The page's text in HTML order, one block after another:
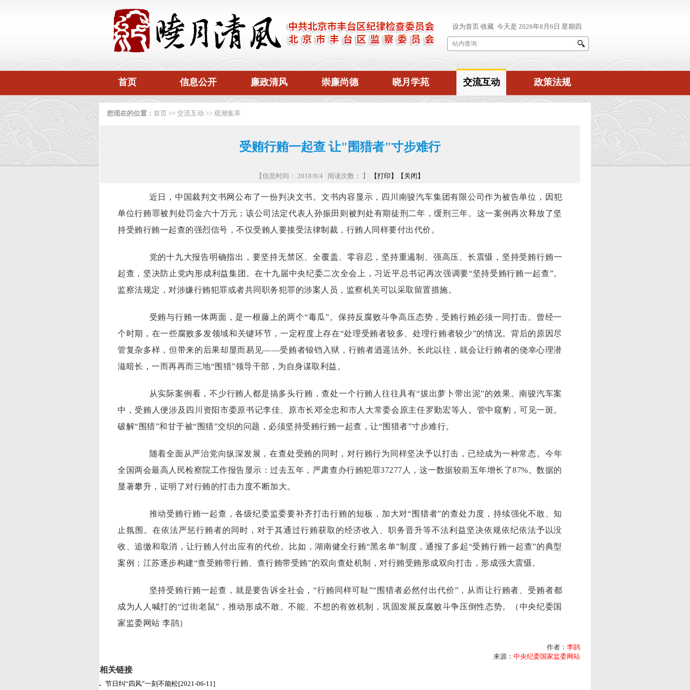
首页 信息公开 廉政清风 崇廉尚德 晓月学苑 交流互动 政策法规
您现在的位置： 首页 >> 交流互动 >> 观潮集萃
受贿行贿一起查 让"围猎者"寸步难行
【信息时间： 2018/8/4 阅读次数： 】 【打印】 【关闭】
近日，中国裁判文书网公布了一份判决文书。文书内容显示，四川南骏汽车集团有限公司作为被告单位，因犯
单位行贿罪被判处罚金六十万元；该公司法定代表人孙振田则被判处有期徒刑二年，缓刑三年。这一案例再次释放了坚
持受贿行贿一起查的强烈信号，不仅受贿人要接受法律制裁，行贿人同样要付出代价。
党的十九大报告明确指出，要坚持无禁区、全覆盖、零容忍，坚持重遏制、强高压、长震慑，坚持受贿行贿一
起查，坚决防止党内形成利益集团。在十九届中央纪委二次全会上，习近平总书记再次强调要“坚持受贿行贿一起查”。
监察法规定，对涉嫌行贿犯罪或者共同职务犯罪的涉案人员，监察机关可以采取留置措施。
受贿与行贿一体两面，是一根藤上的两个“毒瓜”。保持反腐败斗争高压态势，受贿行贿必须一同打击。曾经一
个时期，在一些腐败多发领域和关键环节，一定程度上存在“处理受贿者较多、处理行贿者较少”的情况。背后的原因尽
管复杂多样，但带来的后果却显而易见——受贿者锒铛入狱，行贿者逍遥法外。长此以往，就会让行贿者的侥幸心理潜
滋暗长，一而再再而三地“围猎”领导干部，为自身谋取利益。
从实际案例看，不少行贿人都是搞多头行贿，查处一个行贿人往往具有“拔出萝卜带出泥”的效果。南骏汽车案
中，受贿人便涉及四川资阳市委原书记李佳、原市长邓全忠和市人大常委会原主任罗勤宏等人。管中窥豹，可见一斑。
破解“围猎”和甘于被“围猎”交织的问题，必须坚持受贿行贿一起查，让“围猎者”寸步难行。
随着全面从严治党向纵深发展，在查处受贿的同时，对行贿行为同样坚决予以打击，已经成为一种常态。今年
全国两会最高人民检察院工作报告显示：过去五年，严肃查办行贿犯罪37277人，这一数据较前五年增长了87%。数据的
显著攀升，证明了对行贿的打击力度不断加大。
推动受贿行贿一起查，各级纪委监委要补齐打击行贿的短板，加大对“围猎者”的查处力度，持续强化不敢、知
止氛围。在依法严惩行贿者的同时，对于其通过行贿获取的经济收入、职务晋升等不法利益坚决依规依纪依法予以没
收、追缴和取消，让行贿人付出应有的代价。比如，湖南健全行贿“黑名单”制度，通报了多起“受贿行贿一起查”的典型
案例；江苏逐步构建“查受贿带行贿、查行贿带受贿”的双向查处机制，对行贿受贿形成双向打击，形成强大震慑。
坚持受贿行贿一起查，就是要告诉全社会，“行贿同样可耻”“围猎者必然付出代价”，从而让行贿者、受贿者都
成为人人喊打的“过街老鼠”，推动形成不敢、不能、不想的有效机制，巩固发展反腐败斗争压倒性态势。（中央纪委国
家监委网站 李鹃）
作者： 李鹃
来源： 中央纪委国家监委网站
相关链接
节日纠“四风”一刻不能松[2021-06-11]